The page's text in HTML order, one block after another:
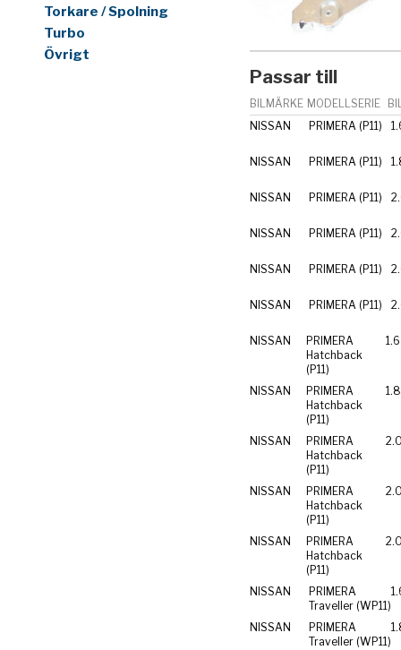
Torkare / Spolning
Turbo
Övrigt
Passar till
BILMÄRKE MODELLSERIE
NISSAN
PRIMERA (P11)
NISSAN PRIMERA (P11)
NISSAN PRIMERA (P11)
NISSAN PRIMERA (P11)
NISSAN PRIMERA (P11)
NISSAN PRIMERA (P11)
NISSAN
PRIMERA
Hatchback
(P11)
NISSAN
PRIMERA
Hatchback
(P11)
NISSAN
PRIMERA
Hatchback
(P11)
NISSAN
PRIMERA
Hatchback
(P11)
NISSAN
PRIMERA
Hatchback
(P11)
NISSAN
PRIMERA
Traveller (WP11)
NISSAN
PRIMERA
Traveller (WP11)